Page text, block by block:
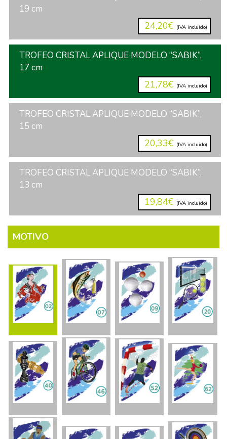
19 cm
24,20€ (IVA incluido)
TROFEO CRISTAL APLIQUE MODELO “SABIK”,
17 cm
21,78€ (IVA incluido)
TROFEO CRISTAL APLIQUE MODELO “SABIK”,
15 cm
20,33€ (IVA incluido)
TROFEO CRISTAL APLIQUE MODELO “SABIK”,
13 cm
19,84€ (IVA incluido)
MOTIVO